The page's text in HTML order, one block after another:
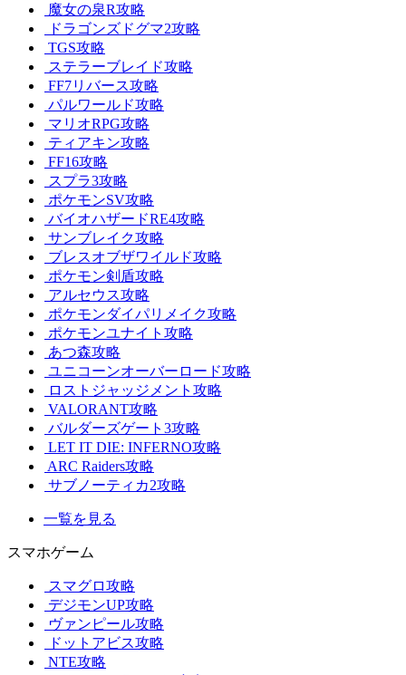
魔女の泉R攻略
ドラゴンズドグマ2攻略
TGS攻略
ステラーブレイド攻略
FF7リバース攻略
パルワールド攻略
マリオRPG攻略
ティアキン攻略
FF16攻略
スプラ3攻略
ポケモンSV攻略
バイオハザードRE4攻略
サンブレイク攻略
ブレスオブザワイルド攻略
ポケモン剣盾攻略
アルセウス攻略
ポケモンダイパリメイク攻略
ポケモンユナイト攻略
あつ森攻略
ユニコーンオーバーロード攻略
ロストジャッジメント攻略
VALORANT攻略
バルダーズゲート3攻略
LET IT DIE: INFERNO攻略
ARC Raiders攻略
サブノーティカ2攻略
一覧を見る
スマホゲーム
スマグロ攻略
デジモンUP攻略
ヴァンピール攻略
ドットアビス攻略
NTE攻略